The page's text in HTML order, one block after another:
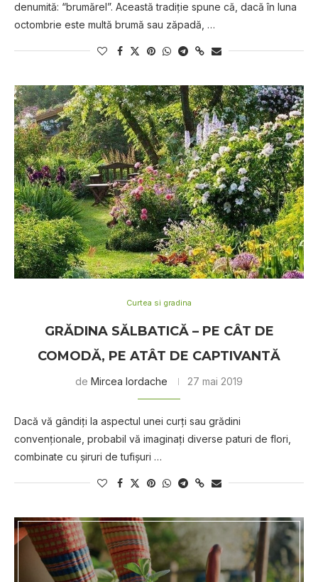
denumită: “brumărеl”. Aсеаѕtă trаdіțіе spune сă, dасă în lunа
octombrie еѕtе multă brumă ѕаu zăраdă, …
Curtea si gradina
GRĂDINA SĂLBATICĂ – PE CÂT DE
COMODĂ, PE ATÂT DE CAPTIVANTĂ
de Mircea Iordache 27 mai 2019
Dacă vă gândiţi la aspectul unei curţi sau grădini
convenţionale, probabil vă imaginaţi diverse paturi de flori,
combinate cu şiruri de tufişuri …